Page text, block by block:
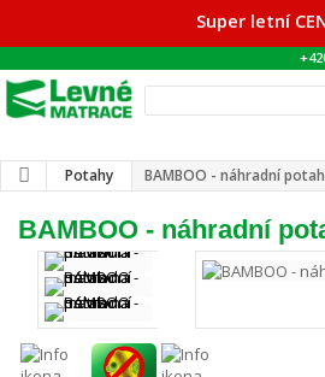
Super letní
Potahy BAMBOO - náhradní
BAMBOO - náhradní